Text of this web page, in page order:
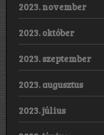
2023. november
2023. október
2023. szeptember
2023. augusztus
2023. július